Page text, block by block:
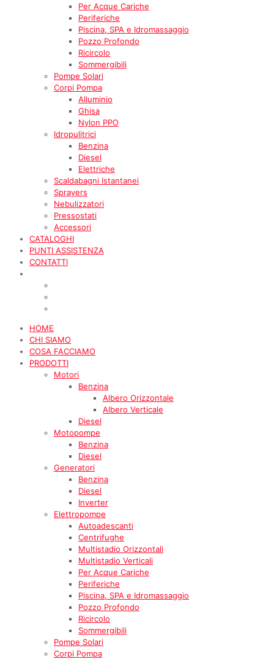
Per Acque Cariche
Periferiche
Piscina, SPA e Idromassaggio
Pozzo Profondo
Ricircolo
Sommergibili
Pompe Solari
Corpi Pompa
Alluminio
Ghisa
Nylon PPO
Idropulitrici
Benzina
Diesel
Elettriche
Scaldabagni Istantanei
Sprayers
Nebulizzatori
Pressostati
Accessori
CATALOGHI
PUNTI ASSISTENZA
CONTATTI
HOME
CHI SIAMO
COSA FACCIAMO
PRODOTTI
Motori
Benzina
Albero Orizzontale
Albero Verticale
Diesel
Motopompe
Benzina
Diesel
Generatori
Benzina
Diesel
Inverter
Elettropompe
Autoadescanti
Centrifughe
Multistadio Orizzontali
Multistadio Verticali
Per Acque Cariche
Periferiche
Piscina, SPA e Idromassaggio
Pozzo Profondo
Ricircolo
Sommergibili
Pompe Solari
Corpi Pompa